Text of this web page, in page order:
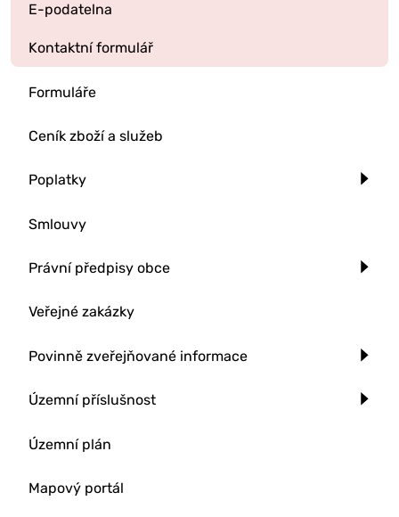
E-podatelna
Kontaktní formulář
Formuláře
Ceník zboží a služeb
Poplatky
Smlouvy
Právní předpisy obce
Veřejné zakázky
Povinně zveřejňované informace
Územní příslušnost
Územní plán
Mapový portál